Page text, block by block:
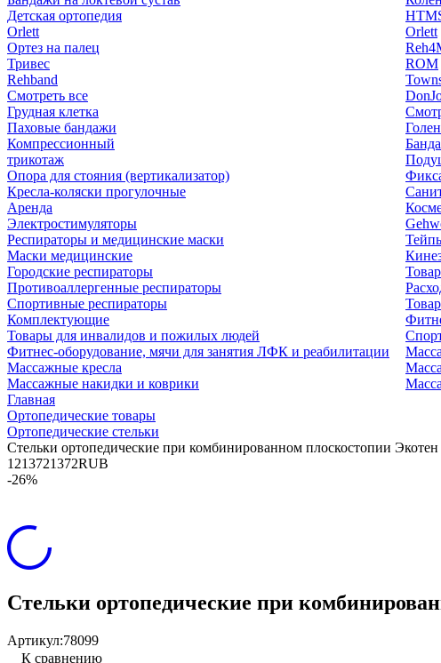
Детская ортопедия
Orlett
Ортез на палец
Тривес
Rehband
Смотреть все
Грудная клетка
Паховые бандажи
Orlett
ROM
Компрессионный
трикотаж
Опора для стояния (вертикализатор)
Кресла-коляски прогулочные
Аренда
Электростимуляторы
Респираторы и медицинские маски
Маски медицинские
Городские респираторы
Противоаллергенные респираторы
Спортивные респираторы
Комплектующие
Товары для инвалидов и пожилых людей
Фитнес-оборудование, мячи для занятия ЛФК и реабилитации
Массажные кресла
Массажные накидки и коврики
Главная
Ортопедические товары
Ортопедические стельки
Стельки ортопедические при комбинированном плоскостопии
1213721372RUB
-26%
Стельки ортопедические при
Артикул:78099
К сравнению